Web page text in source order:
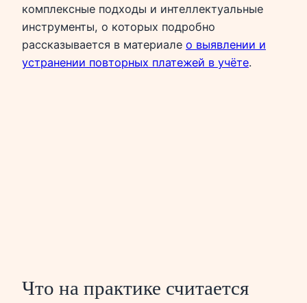
комплексные подходы и интеллектуальные
инструменты, о которых подробно
рассказывается в материале о выявлении и
устранении повторных платежей в учёте.
Что на практике считается